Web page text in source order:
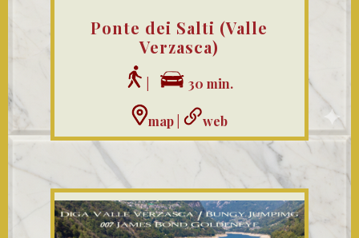
Ponte dei Salti (Valle
Verzasca)
30 min.
map| web